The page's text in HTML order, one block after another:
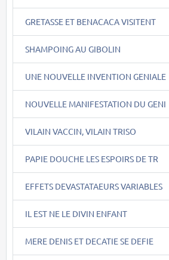
GRETASSE ET BENACACA VISITENT
SHAMPOING AU GIBOLIN
UNE NOUVELLE INVENTION GENIALE
NOUVELLE MANIFESTATION DU GENI
VILAIN VACCIN, VILAIN TRISO
PAPIE DOUCHE LES ESPOIRS DE TR
EFFETS DEVASTATAEURS VARIABLES
IL EST NE LE DIVIN ENFANT
MERE DENIS ET DECATIE SE DEFIE